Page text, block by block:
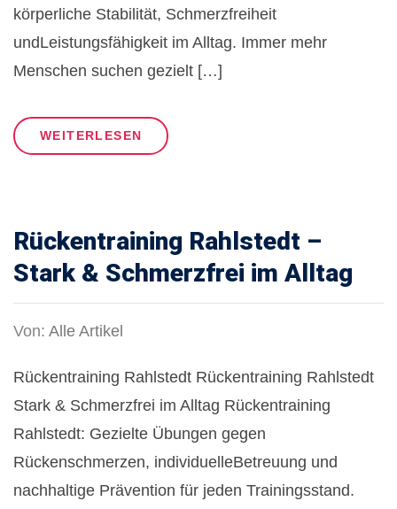
körperliche Stabilität, Schmerzfreiheit
undLeistungsfähigkeit im Alltag. Immer mehr
Menschen suchen gezielt […]
WEITERLESEN
Rückentraining Rahlstedt –
Stark & Schmerzfrei im Alltag
Von: Alle Artikel
Rückentraining Rahlstedt Rückentraining Rahlstedt
Stark & Schmerzfrei im Alltag Rückentraining
Rahlstedt: Gezielte Übungen gegen
Rückenschmerzen, individuelleBetreuung und
nachhaltige Prävention für jeden Trainingsstand.